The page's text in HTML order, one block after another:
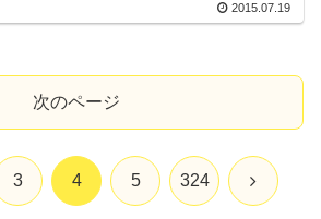
2015.07.19
次のページ
3 4 5 324 次